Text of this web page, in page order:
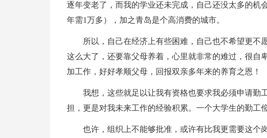
逐年变老了，而我的学业还未完成，自己还没太多的机
年需1万多），加之青岛是个高消费的城市。
所以，自己在经济上有些困难，自己也不希望更不
这么大了，还要靠父母养着，心里就非常的难过，很自
加工作，好好孝顺父母，回报双亲多年来的养育之恩！
我想，这些就足以让我有资格也要求我必须申请勤
担，更是对我未来工作的经验积累。一个大学生的勤工
也许，组织上不能够批准，或许有比我更需要这个